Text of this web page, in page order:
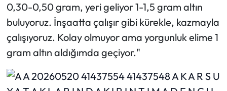
0,30-0,50 gram, yeri geliyor 1-1,5 gram altın
buluyoruz. İnşaatta çalışır gibi kürekle, kazmayla
çalışıyoruz. Kolay olmuyor ama yorgunluk elime 1
gram altın aldığımda geçiyor."